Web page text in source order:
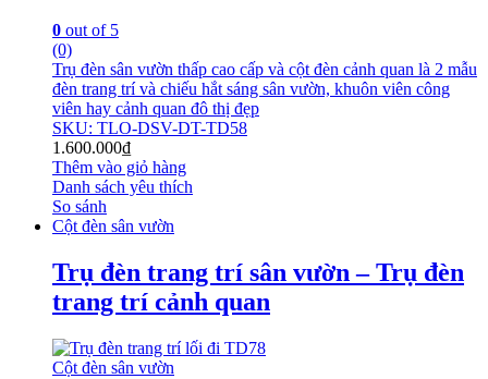
0 out of 5
(0)
Trụ đèn sân vườn thấp cao cấp và cột đèn cảnh quan là 2 mẫu
đèn trang trí và chiếu hắt sáng sân vườn, khuôn viên công
viên hay cảnh quan đô thị đẹp
SKU: TLO-DSV-DT-TD58
1.600.000₫
Thêm vào giỏ hàng
Danh sách yêu thích
So sánh
Cột đèn sân vườn
Trụ đèn trang trí sân vườn – Trụ đèn
trang trí cảnh quan
Cột đèn sân vườn